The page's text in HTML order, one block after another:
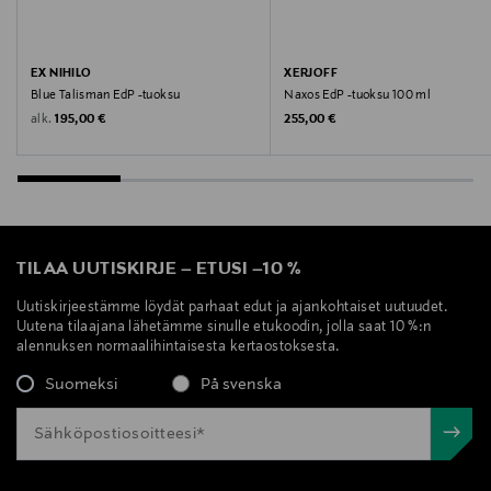
EX NIHILO
Blue Talisman EdP -tuoksu
alk. Original Price
195,00 €
XERJOFF
Naxos EdP -tuoksu 100 ml
Original Price
255,00 €
TILAA UUTISKIRJE – ETUSI –10 %
Uutiskirjeestämme löydät parhaat edut ja ajankohtaiset uutuudet.
Uutena tilaajana lähetämme sinulle etukoodin, jolla saat 10 %:n
alennuksen normaalihintaisesta kertaostoksesta.
Suomeksi På svenska